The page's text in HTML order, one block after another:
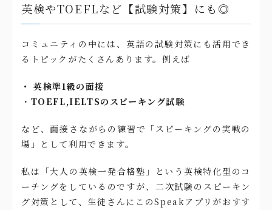
英検やTOEFLなど【試験対策】にも◎
コミュニティの中には、英語の試験対策にも活用でき
るトピックがたくさんあります。例えば
・ 英検準1級の面接
・ TOEFL,IELTSのスピーキング試験
など、面接さながらの練習で「スピーキングの実戦の
場」として利用できます。
私は「大人の英検一発合格塾」という英検特化型のコ
ーチングをしているのですが、二次試験のスピーキン
グ対策として、生徒さんにこのSpeakアプリがおすす